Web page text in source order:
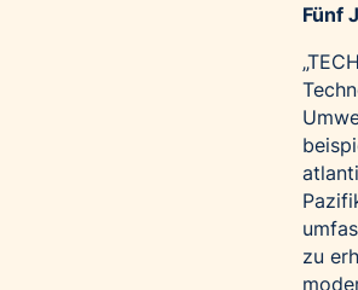
Fünf
zu